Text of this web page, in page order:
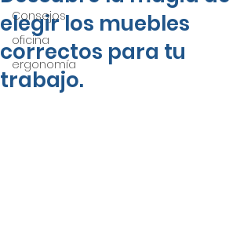
Consejos
oficina
ergonomía
elegir los muebles
correctos para tu
trabajo.